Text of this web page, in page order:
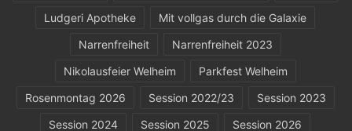
Ludgeri Apotheke
Mit vollgas durch die Galaxie
Narrenfreiheit
Narrenfreiheit 2023
Nikolausfeier Welheim
Parkfest Welheim
Rosenmontag 2026
Session 2022/23
Session 2023
Session 2024
Session 2025 Session 2026